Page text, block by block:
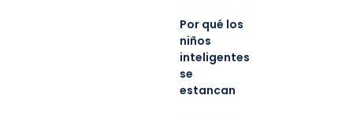
Por qué los
niños
inteligentes
se
estancan